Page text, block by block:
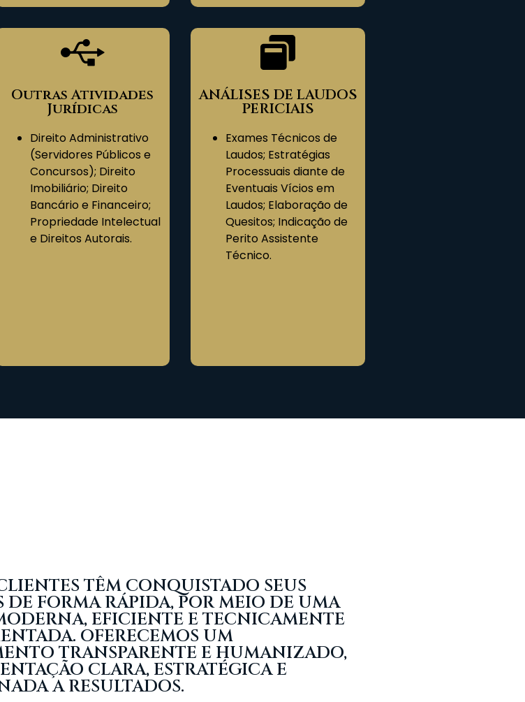
Outras Atividades
Jurídicas​
Direito Administrativo
(Servidores Públicos e
Concursos); Direito
Imobiliário; Direito
Bancário e Financeiro;
Propriedade Intelectual
e Direitos Autorais.
ANÁLISES DE LAUDOS
PERICIAIS
Exames Técnicos de
Laudos; Estratégias
Processuais diante de
Eventuais Vícios em
Laudos; Elaboração de
Quesitos; Indicação de
Perito Assistente
Técnico.
TÊM CONQUISTADO SEUS
DE FORMA RÁPIDA, POR MEIO DE UMA
EFICIENTE E TECNICAMENTE
OFERECEMOS UM
TRANSPARENTE E HUMANIZADO,
CLARA, ESTRATÉGICA E
A RESULTADOS.